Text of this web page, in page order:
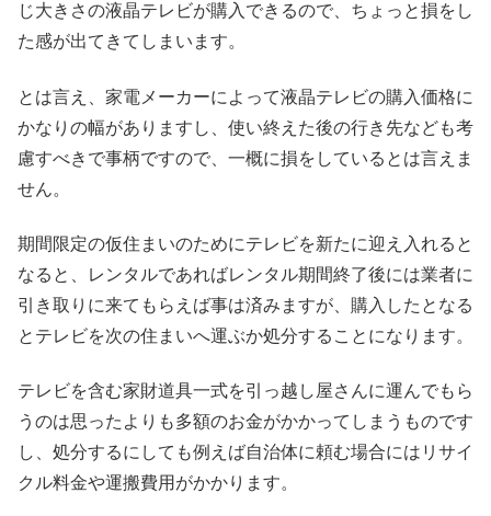
じ大きさの液晶テレビが購入できるので、ちょっと損をし
た感が出てきてしまいます。
とは言え、家電メーカーによって液晶テレビの購入価格に
かなりの幅がありますし、使い終えた後の行き先なども考
慮すべきで事柄ですので、一概に損をしているとは言えま
せん。
期間限定の仮住まいのためにテレビを新たに迎え入れると
なると、レンタルであればレンタル期間終了後には業者に
引き取りに来てもらえば事は済みますが、購入したとなる
とテレビを次の住まいへ運ぶか処分することになります。
テレビを含む家財道具一式を引っ越し屋さんに運んでもら
うのは思ったよりも多額のお金がかかってしまうものです
し、処分するにしても例えば自治体に頼む場合にはリサイ
クル料金や運搬費用がかかります。